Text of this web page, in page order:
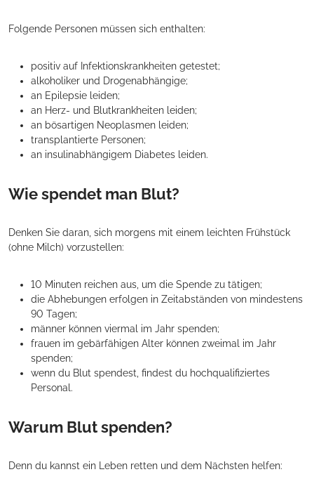
Folgende Personen müssen sich enthalten:
positiv auf Infektionskrankheiten getestet;
alkoholiker und Drogenabhängige;
an Epilepsie leiden;
an Herz- und Blutkrankheiten leiden;
an bösartigen Neoplasmen leiden;
transplantierte Personen;
an insulinabhängigem Diabetes leiden.
Wie spendet man Blut?
Denken Sie daran, sich morgens mit einem leichten Frühstück
(ohne Milch) vorzustellen:
10 Minuten reichen aus, um die Spende zu tätigen;
die Abhebungen erfolgen in Zeitabständen von mindestens
90 Tagen;
männer können viermal im Jahr spenden;
frauen im gebärfähigen Alter können zweimal im Jahr
spenden;
wenn du Blut spendest, findest du hochqualifiziertes
Personal.
Warum Blut spenden?
Denn du kannst ein Leben retten und dem Nächsten helfen: